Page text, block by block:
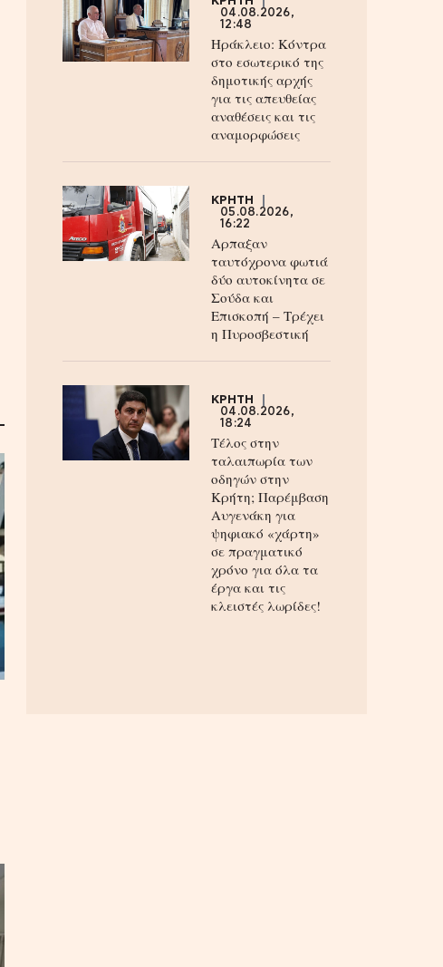
04.08.2026,
12:48
Ηράκλειο: Κόντρα
στο εσωτερικό της
δημοτικής αρχής
για τις απευθείας
αναθέσεις και τις
αναμορφώσεις
ΚΡΗΤΗ
05.08.2026,
16:22
Αρπαξαν
ταυτόχρονα φωτιά
δύο αυτοκίνητα σε
Σούδα και
Επισκοπή – Τρέχει
η Πυροσβεστική
ΚΡΗΤΗ
04.08.2026,
18:24
Τέλος στην
ταλαιπωρία των
οδηγών στην
Κρήτη; Παρέμβαση
Αυγενάκη για
ψηφιακό «χάρτη»
σε πραγματικό
χρόνο για όλα τα
έργα και τις
κλειστές λωρίδες!